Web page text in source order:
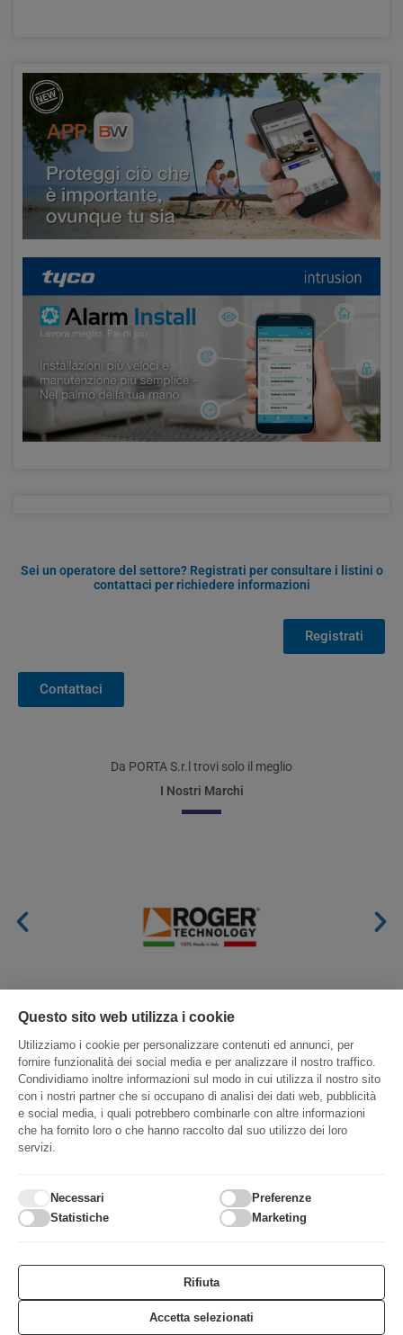
Sei un operatore del settore? Registrati per consultare i listini o
contattaci per richiedere informazioni
Registrati
Contattaci
Da PORTA S.r.l trovi solo il meglio
I Nostri Marchi
© 2026 PORTA S.r.l – P.Iva : 02539150926
Privacy Policy Cookie Policy
Questo sito web utilizza i cookie
Utilizziamo i cookie per personalizzare contenuti ed annunci, per
fornire funzionalità dei social media e per analizzare il nostro traffico.
Condividiamo inoltre informazioni sul modo in cui utilizza il nostro sito
con i nostri partner che si occupano di analisi dei dati web, pubblicità
e social media, i quali potrebbero combinarle con altre informazioni
che ha fornito loro o che hanno raccolto dal suo utilizzo dei loro
servizi.
Necessari
Preferenze
Statistiche
Marketing
Rifiuta
Accetta selezionati